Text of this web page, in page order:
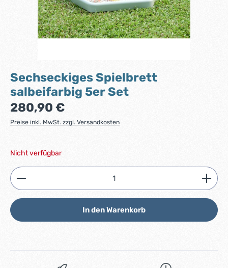
Sechseckiges Spielbrett
salbeifarbig 5er Set
Regulärer Preis:
280,90 €
Preise inkl. MwSt. zzgl. Versandkosten
Nicht verfügbar
Produkt Anzahl: Gib den gewünschten Wert ein
In den Warenkorb